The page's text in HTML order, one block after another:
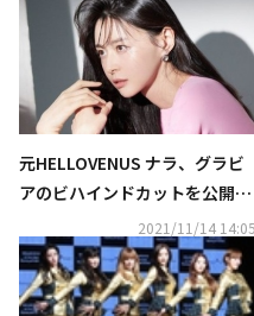
元HELLOVENUS ナラ、グラビ
アのビハインドカットを公開…
抜群のビジュアルに釘付け
2021/11/14 14:05